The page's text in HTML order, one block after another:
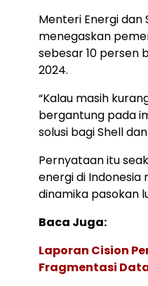
Menteri Energi dan
menegaskan
sebesar 10 persen
2024.
“Kalau masih
bergantung pada
solusi bagi Shell
Pernyataan itu
energi di
dinamika pasokan
Baca Juga:
Laporan Cision
Fragmentasi